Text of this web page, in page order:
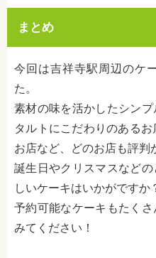
まとめ
今回は吉祥寺駅周辺のケ
た。
素材の味を活かしたシン
タルトにこだわりのある
お店など、どのお店も評判
誕生日やクリスマスなど
しいケーキはいかがですか
予約可能なケーキもたく
みてください！